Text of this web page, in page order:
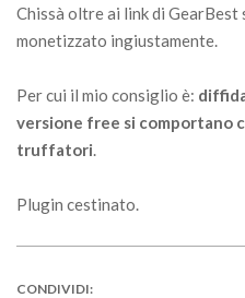
Chissà oltre ai link di GearBest
monetizzato ingiustamente.
Per cui il mio consiglio è:
versione free si comportano
truffatori.
Plugin cestinato.
CONDIVIDI: